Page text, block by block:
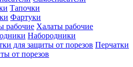
Тапочки
Фартуки
Халаты рабочие
Набородники
Перчатки
от порезов